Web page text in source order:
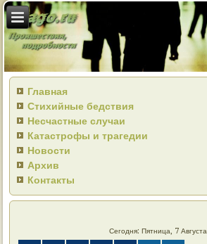
Главная
Стихийные бедствия
Несчастные случаи
Катастрофы и трагедии
Новости
Архив
Контакты
Сегодня: Пятница, 7 Августа